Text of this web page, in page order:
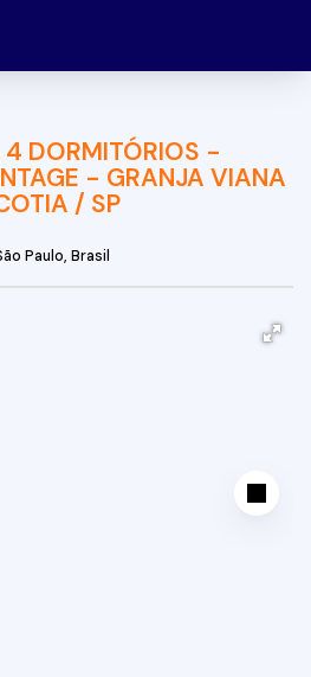
DORMITÓRIOS -
- GRANJA VIANA
/ SP
Paulo, Brasil